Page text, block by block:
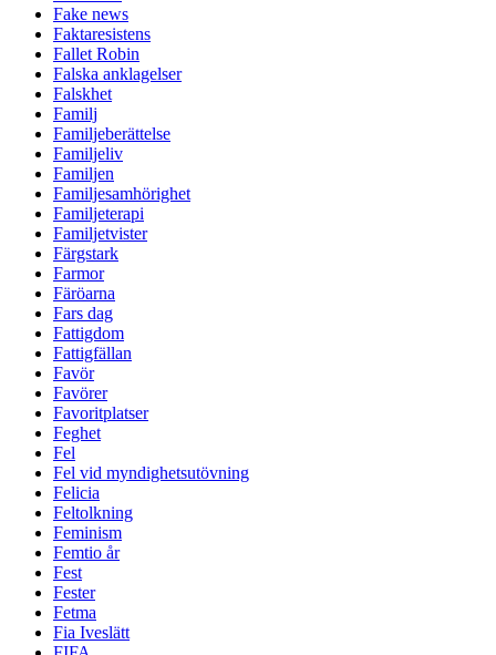
Fake news
Faktaresistens
Fallet Robin
Falska anklagelser
Falskhet
Familj
Familjeberättelse
Familjeliv
Familjen
Familjesamhörighet
Familjeterapi
Familjetvister
Färgstark
Farmor
Färöarna
Fars dag
Fattigdom
Fattigfällan
Favör
Favörer
Favoritplatser
Feghet
Fel
Fel vid myndighetsutövning
Felicia
Feltolkning
Feminism
Femtio år
Fest
Fester
Fetma
Fia Iveslätt